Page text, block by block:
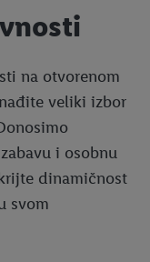
na otvorenom
veliki izbor
i osobnu
dinamičnost
svom